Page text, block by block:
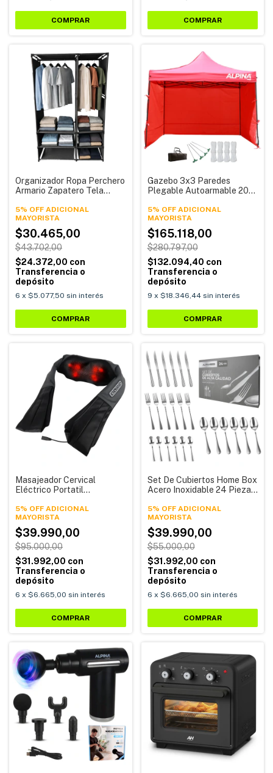
COMPRAR
Organizador Ropa Perchero
Armario Zapatero Tela
5% OFF ADICIONAL
$30.465,00
$43.702,00
$24.372,00 con
Transferencia o
depósito
6 x $5.077,50 sin interés
Gazebo 3x3 Paredes
Plegable Autoarmable 20
5% OFF ADICIONAL
$165.118,00
$280.797,00
$132.094,40 con
Transferencia o
depósito
9 x $18.346,44 sin interés
COMPRAR
Masajeador Cervical
Eléctrico Portatil
Recargable Alpina AMC-01
5% OFF ADICIONAL
$39.990,00
$95.000,00
$31.992,00 con
Transferencia o
depósito
6 x $6.665,00 sin interés
Set De Cubiertos Home Box
Acero Inoxidable 24 Piezas
5% OFF ADICIONAL
$39.990,00
$55.000,00
$31.992,00 con
Transferencia o
depósito
6 x $6.665,00 sin interés
COMPRAR